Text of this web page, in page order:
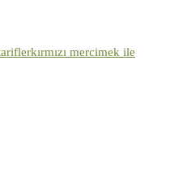
kırmızı mercimek ile